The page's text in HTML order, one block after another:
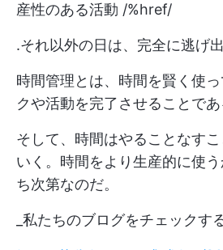
産性のある活動 /%href/
.それ以外の日は、完全に逃げ出
時間管理とは、時間を賢く使
クや活動を完了させることであ
そして、時間はやることなす
いく。時間をより生産的に使
ち次第なのだ。
_私たちのブログをチェックす